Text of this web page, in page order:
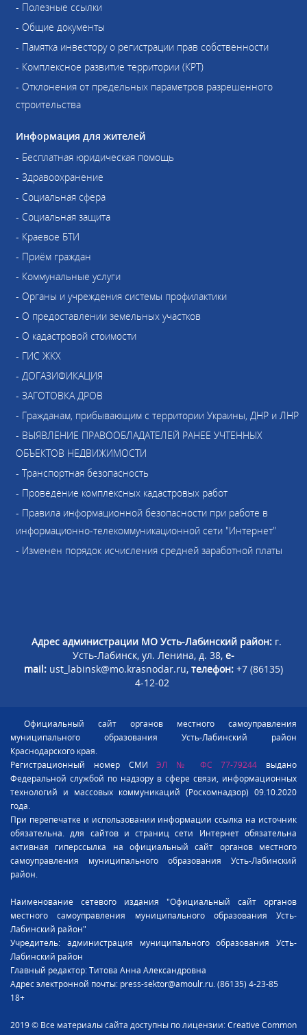
- Полезные ссылки
- Общие документы
- Памятка инвестору о регистрации прав собственности
- Комплексное развитие территории (КРТ)
- Отклонения от предельных параметров разрешенного
строительства
Информация для жителей
- Бесплатная юридическая помощь
- Здравоохранение
- Социальная сфера
- Социальная защита
- Краевое БТИ
- Приём граждан
- Коммунальные услуги
- Органы и учреждения системы профилактики
- О предоставлении земельных участков
- О кадастровой стоимости
- ГИС ЖКХ
- ДОГАЗИФИКАЦИЯ
- ЗАГОТОВКА ДРОВ
- Гражданам, прибывающим с территории Украины, ДНР и ЛНР
- ВЫЯВЛЕНИЕ ПРАВООБЛАДАТЕЛЕЙ РАНЕЕ УЧТЕННЫХ
ОБЪЕКТОВ НЕДВИЖИМОСТИ
- Транспортная безопасность
- Проведение комплексных кадастровых работ
- Правила информационной безопасности при работе в
информационно-телекоммуникационной сети "Интернет"
- Изменен порядок исчисления средней заработной платы
Адрес администрации МО Усть-Лабинский район: г.
Усть-Лабинск, ул. Ленина, д. 38, e-
mail: ust_labinsk@mo.krasnodar.ru, телефон: +7 (86135)
4-12-02
Официальный сайт органов местного самоуправления
муниципального образования Усть-Лабинский район
Краснодарского края.
Регистрационный номер СМИЭЛ № ФС 77-79244 выдано
Федеральной службой по надзору в сфере связи, информационных
технологий и массовых коммуникаций (Роскомнадзор) 09.10.2020
года.
При перепечатке и использовании информации ссылка на источник
обязательна. для сайтов и страниц сети Интернет обязательна
активная гиперссылка на официальный сайт органов местного
самоуправления муниципального образования Усть-Лабинский
район.
Наименование сетевого издания "Официальный сайт органов
местного самоуправления муниципального образования Усть-
Лабинский район"
Учредитель: администрация муниципального образования Усть-
Лабинский район
Главный редактор: Титова Анна Александровна
Адрес электронной почты: press-sektor@amoulr.ru. (86135) 4-23-85
18+
2019 © Все материалы сайта доступны по лицензии: Creative Common